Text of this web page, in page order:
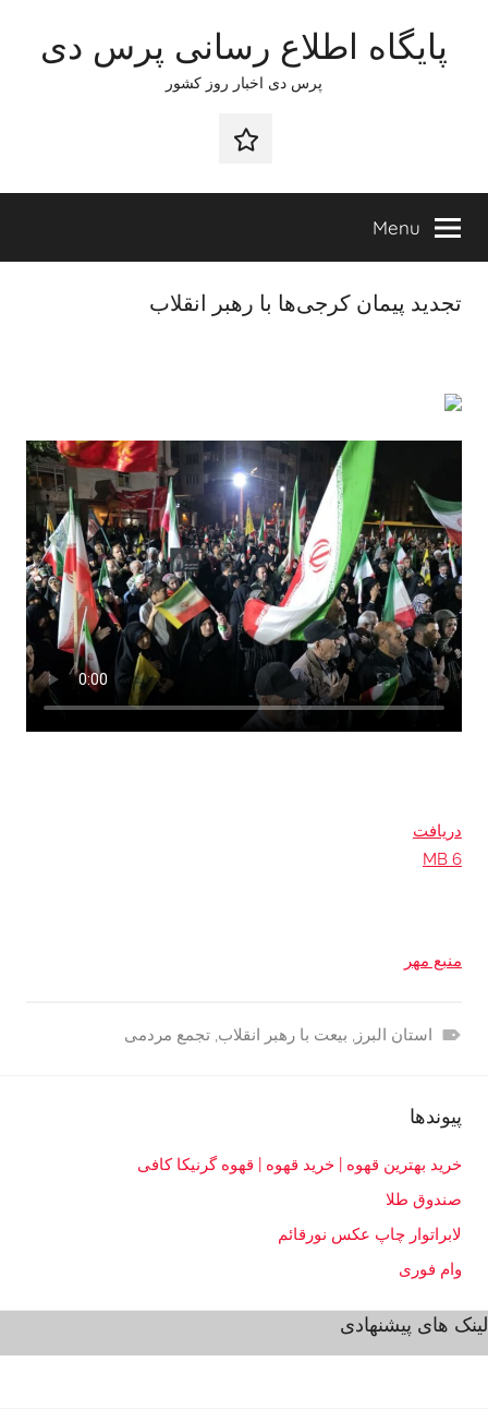
content
پایگاه اطلاع رسانی پرس دی
پرس دی اخبار روز کشور
صفحه
Menu
تجدید پیمان کرجی‌ها با رهبر انقلاب
دریافت
6 MB
منبع مهر
ر
ن
ا
خ
استان البرز, بیعت با رهبر انقلاب,تجمع مردمی
پیوندها
خرید بهترین قهوه | خرید قهوه | قهوه گرنیکا کافی
صندوق طلا
لابراتوار چاپ عکس نورقائم
وام فوری
لینک های پیشنهادی